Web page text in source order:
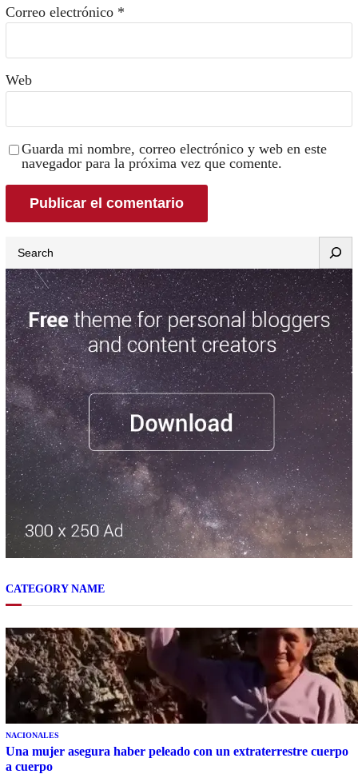
Correo electrónico *
Web
Guarda mi nombre, correo electrónico y web en este
navegador para la próxima vez que comente.
CATEGORY NAME
NACIONALES
Una mujer asegura haber peleado con un extraterrestre cuerpo
a cuerpo